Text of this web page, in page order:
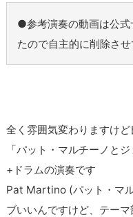
●参考演奏の動画は公式
たので自主的に削除さ
全く雰囲気変わりますけ
「パット・マルチーノと
+ドラムの演奏です
Pat Martino (パット・マ
ブいいんですけど、テー